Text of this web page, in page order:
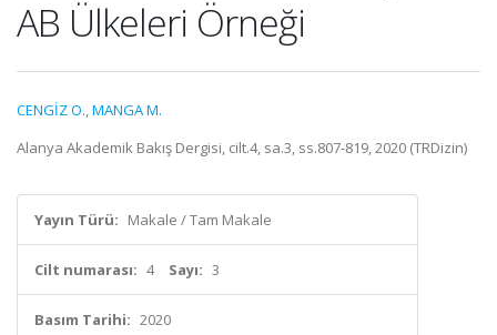
AB Ülkeleri Örneği
CENGİZ O.,MANGA M.
Alanya Akademik Bakış Dergisi, cilt.4, sa.3, ss.807-819, 2020 (TRDizin)
Yayın Türü: Makale / Tam Makale
Cilt numarası: 4 Sayı: 3
Basım Tarihi: 2020